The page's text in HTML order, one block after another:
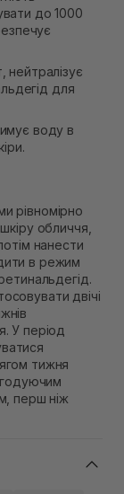
до 1000
для
воду в
рівномірно
обличчя,
нанести
в режим
двічі
У період
тижня
годуючим
перш ніж